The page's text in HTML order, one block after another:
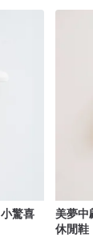
驚喜
美夢中
休閒鞋